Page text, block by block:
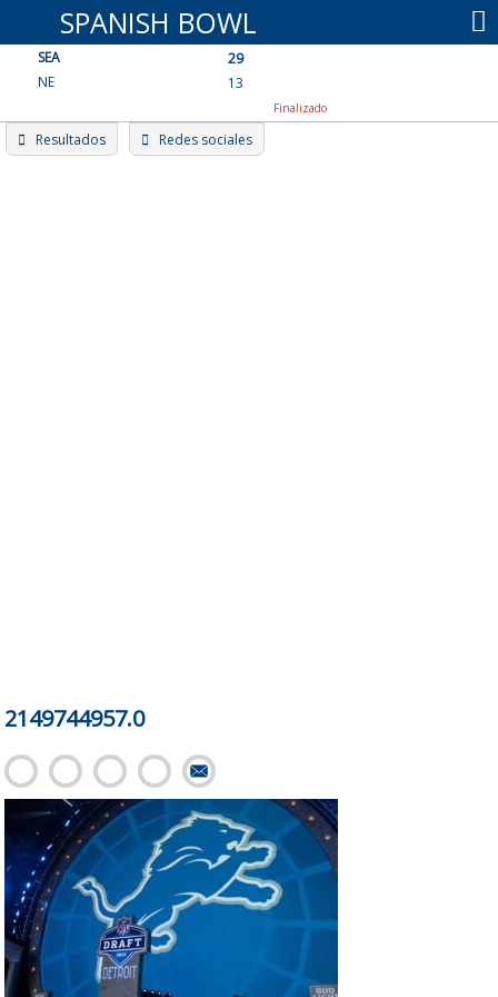
content
SPANISH BOWL
SEA
29
NE
13
Finalizado
Resultados Redes sociales
2149744957.0